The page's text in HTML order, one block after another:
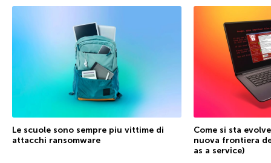
Le scuole sono sempre piu vittime di
attacchi ransomware
Come si sta
nuova frontiera
as a service)